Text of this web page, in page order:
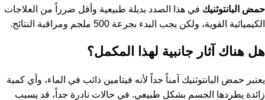
حمض البانتوثنيك في هذا الصدد بديلة طبيعية وأقل ضرراً من العلاجات
الكيميائية القوية، ولكن يجب البدء بجرعة 500 ملجم ومراقبة النتائج.
هل هناك آثار جانبية لهذا المكمل؟
يعتبر حمض البانتوثنيك آمناً جداً لأنه فيتامين ذائب في الماء، وأي كمية
زائدة يطردها الجسم بشكل طبيعي. في حالات نادرة جداً، قد يسبب